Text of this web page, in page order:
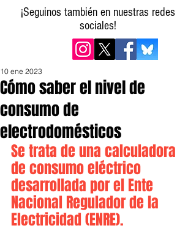
¡Seguinos también en nuestras redes
sociales!
Cómo saber el nivel de
consumo de
electrodomésticos
10 ene 2023
Se trata de una calculadora
de consumo eléctrico
desarrollada por el Ente
Nacional Regulador de la
Electricidad (ENRE).